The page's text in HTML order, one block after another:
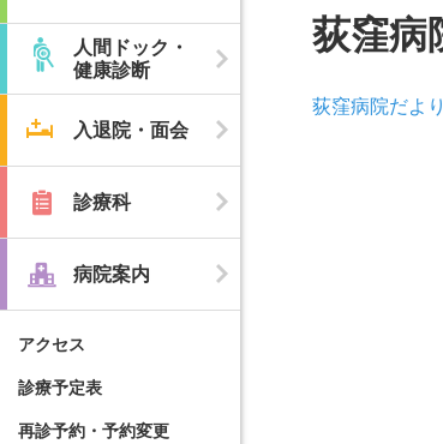
人間ドック・
健康診断
入退院・面会
診療科
病院案内
アクセス
診療予定表
再診予約・予約変更
荻窪
荻窪病院だよ